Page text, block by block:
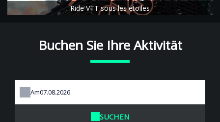
Ride VTT sous les étoiles
Buchen Sie Ihre Aktivität
Am
SUCHEN